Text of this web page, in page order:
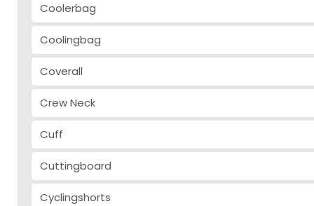
Coolerbag
Coolingbag
Coverall
Crew Neck
Cuff
Cuttingboard
Cyclingshorts